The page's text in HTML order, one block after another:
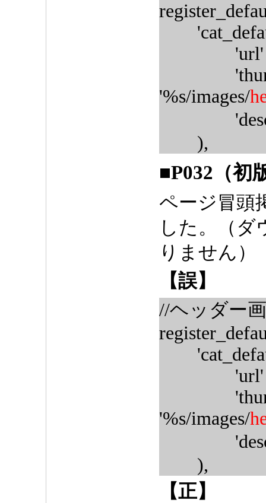
'url' =>
'%s/images/
),
■P032（初
ページ冒頭
した。（ダ
りません）
【誤】
//ヘッダー
'url' =>
'%s/images/
),
【正】